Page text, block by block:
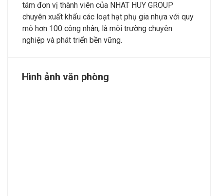
tám đơn vị thành viên của NHAT HUY GROUP
chuyên xuất khẩu các loạt hạt phụ gia nhựa với quy
mô hơn 100 công nhân, là môi trường chuyên
nghiệp và phát triển bền vững.
Hình ảnh văn phòng